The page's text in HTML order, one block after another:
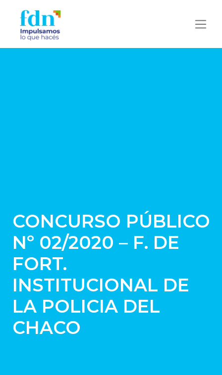
CONCURSO PÚBLICO
Nº 02/2020 – F. DE
FORT.
INSTITUCIONAL DE
LA POLICIA DEL
CHACO